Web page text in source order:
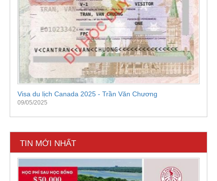
Visa du lịch Canada 2025 - Trần Văn Chương
09/05/2025
TIN MỚI NHẤT